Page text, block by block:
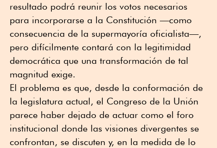
resultado podrá reunir los votos necesarios
para incorporarse a la Constitución —como
consecuencia de la supermayoría oficialista—,
pero difícilmente contará con la legitimidad
democrática que una transformación de tal
magnitud exige.
El problema es que, desde la conformación de
la legislatura actual, el Congreso de la Unión
parece haber dejado de actuar como el foro
institucional donde las visiones divergentes se
confrontan, se discuten y, en la medida de lo